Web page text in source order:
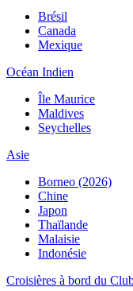
Brésil
Canada
Mexique
Océan Indien
Île Maurice
Maldives
Seychelles
Asie
Borneo (2026)
Chine
Japon
Thaïlande
Malaisie
Indonésie
Croisières à bord du